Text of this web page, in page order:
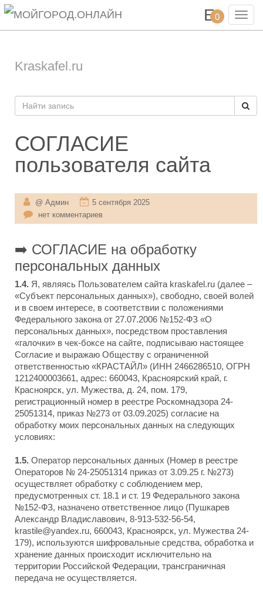
0
Kraskafel.ru
СОГЛАСИЕ
пользователя сайта
@ Админ
5 сентября 2025
нет комментариев
➡️ СОГЛАСИЕ на обработку
персональных данных
1.4. Я, являясь Пользователем сайта kraskafel.ru (далее –
«Субъект персональных данных»), свободно, своей волей
и в своем интересе, в соответствии с положениями
Федерального закона от 27.07.2006 №152-ФЗ «О
персональных данных», посредством проставления
«галочки» в чек-боксе на сайте, подписываю настоящее
Согласие и выражаю Обществу с ограниченной
ответственностью «КРАСТАЙЛ» (ИНН 2466286510, ОГРН
1212400003661, адрес: 660043, Красноярский край, г.
Красноярск, ул. Мужества, д. 24, пом. 179,
регистрационный номер в реестре Роскомнадзора 24-
25051314, приказ №273 от 03.09.2025) согласие на
обработку моих персональных данных на следующих
условиях:
1.5. Оператор персональных данных (Номер в реестре
Операторов № 24-25051314 приказ от 3.09.25 г. №273)
осуществляет обработку с соблюдением мер,
предусмотренных ст. 18.1 и ст. 19 Федерального закона
№152-ФЗ, назначено ответственное лицо (Пушкарев
Александр Владиславович, 8-913-532-56-54,
krastile@yandex.ru, 660043, Красноярск, ул. Мужества 24-
179), используются шифровальные средства, обработка и
хранение данных происходит исключительно на
территории Российской Федерации, трансграничная
передача не осуществляется.